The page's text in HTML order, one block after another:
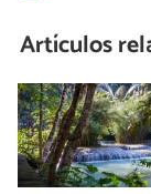
Artículos